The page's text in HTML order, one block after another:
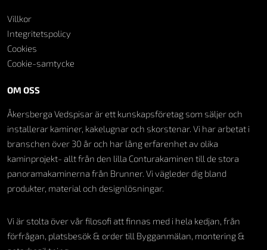
OM OSS
Åkersberga Vedspisar är ett kunskapsföretag som säljer och
installerar kaminer, kakelugnar och skorstenar. Vi har arbetat i
branschen över 30 år och har lång erfarenhet av olika
kaminprojekt- allt från den lilla Conturakaminen till de stora
panoramakaminerna från Brunner. Vi vägleder dig bland
produkter, material och designlösningar.
Vi är stolta över vår filosofi att finnas med i hela kedjan, från
förfrågan, platsbesök & order till Bygganmälan, montering &
Villkor
Integritetspolicy
Cookies
Cookie-samtycke